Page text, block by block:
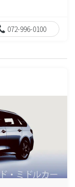
072-996-0100